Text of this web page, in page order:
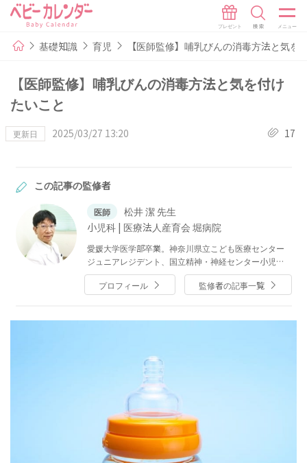
基礎知識 育児 【医師監修】哺乳びんの消毒方法と気を
【医師監修】哺乳びんの消毒方法と気を付け
たいこと
更新日 2025/03/27 13:20 17
この記事の監修者
医師
松井 潔 先生
小児科 | 医療法人産育会 堀病院
愛媛大学医学部卒業。神奈川県立こども医療センター
ジュニアレジデント、国立精神・神経センター小児神
経科レジデント、神奈川県立こども医療センター周産
期医療部・新生児科等、同総合診療科部長を経て現
プロフィール 監修者の記事一覧